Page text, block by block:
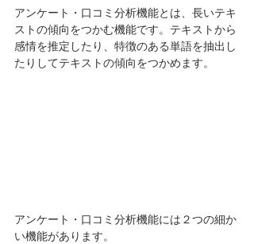
アンケート・口コミ分析機能とは、長いテキ
ストの傾向をつかむ機能です。テキストから
感情を推定したり、特徴のある単語を抽出し
たりしてテキストの傾向をつかめます。
アンケート・口コミ分析機能には２つの細か
い機能があります。